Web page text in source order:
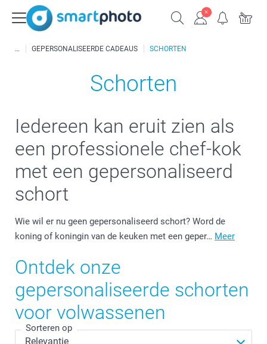
GEPERSONALISEERDE CADEAUS SCHORTEN
Schorten
Iedereen kan eruit zien als
een professionele chef-kok
met een gepersonaliseerd
schort
Wie wil er nu geen gepersonaliseerd schort? Word de
koning of koningin van de keuken met een geper… Meer
Ontdek onze
gepersonaliseerde schorten
voor volwassenen
Sorteren op